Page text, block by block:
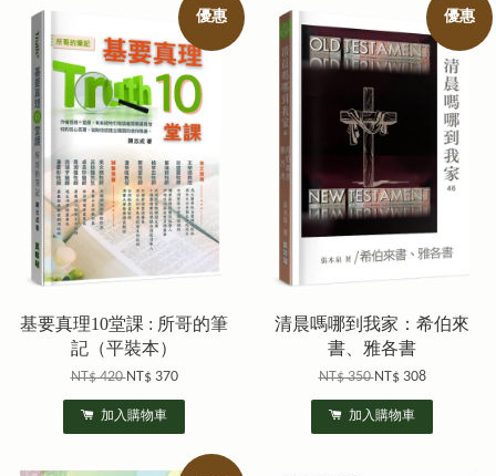
優惠
基要真理10堂課 : 所哥的筆
記（平裝本）
NT$ 420NT$ 370
加入購物車
優惠
清晨嗎哪到我家：希伯來
書、雅各書
NT$ 350NT$ 308
加入購物車